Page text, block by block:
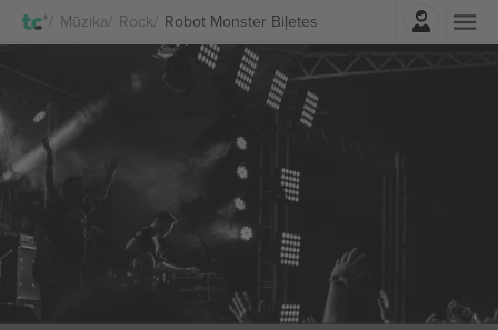
Mūzika Rock Robot Monster Biļetes
Pierakstīties